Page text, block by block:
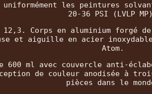
les peintures
20-36 PSI (LVLP
: 12,3. Corps en aluminium
et aiguille en acier inoxydable
Atom.
600 ml avec couvercle anti-
de couleur anodisée à
pièces dans le